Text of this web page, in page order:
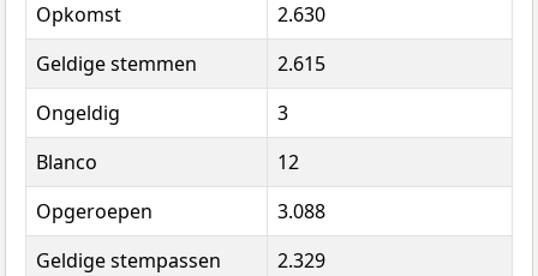
Opkomst
2.630
Geldige stemmen
2.615
Ongeldig
3
Blanco
12
Opgeroepen
3.088
Geldige stempassen
2.329